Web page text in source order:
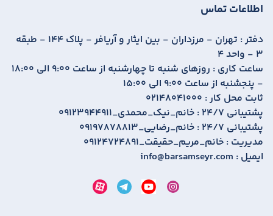
اطلاعات تماس
دفتر :
تهران - مرزداران - بین ایثار و آریافر - پلاک 144 - طبقه
3 - واحد 4
ساعت کاری :
روزهای شنبه تا چهارشنبه از ساعت 9:00 الی 18:00
- پنجشنبه از ساعت 9:00 الی 15:00
ثابت محل کار : 02148041000
پشتیبانی 24/7 :
09123944911_خانم_نیک_محمدی
پشتیبانی 24/7 :
09197878813_خانم_رضایی
مدیریت : 09124724891_خانم_مریم_حقیقت
ایمیل : info@barsamseyr.com